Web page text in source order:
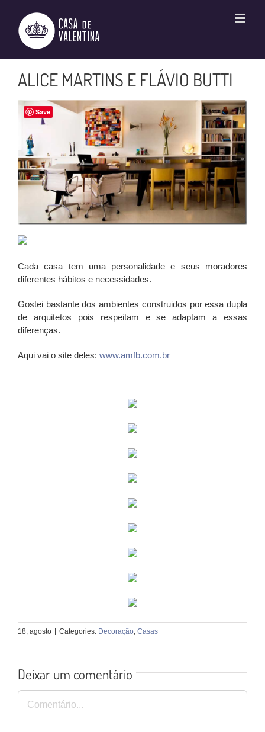
conteúdo
ALICE MARTINS E FLÁVIO BUTTI
Cada casa tem uma personalidade e seus moradores
diferentes hábitos e necessidades.
Gostei bastante dos ambientes construidos por essa dupla
de arquitetos pois respeitam e se adaptam a essas
diferenças.
Aqui vai o site deles: www.amfb.com.br
18, agosto Categories: Decoração, Casas
Deixar um comentário
Comentário
Save